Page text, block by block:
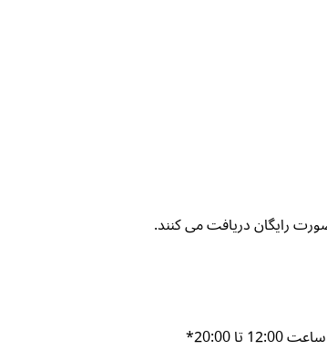
رایگان دریافت می کنند.